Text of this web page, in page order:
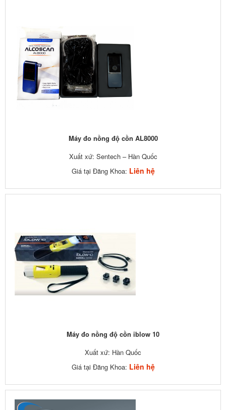
Máy đo nồng độ cồn AL8000
Xuất xứ: Sentech – Hàn Quốc
Giá tại Đăng Khoa: Liên hệ
Máy đo nồng độ cồn iblow 10
Xuất xứ: Hàn Quốc
Giá tại Đăng Khoa: Liên hệ